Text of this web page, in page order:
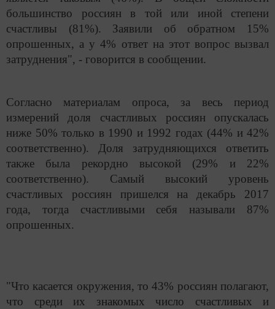
большинство россиян в той или иной степени
счастливы (81%). Заявили об обратном 15%
опрошенных, а у 4% ответ на этот вопрос вызвал
затруднения", - говорится в сообщении.
Согласно материалам опроса, за весь период
измерений доля счастливых россиян опускалась
ниже 50% только в 1990 и 1992 годах (44% и 42%
соответственно). Доля затрудняющихся ответить
также была рекордно высокой (29% и 22%
соответственно). Самый высокий уровень
счастливых россиян пришелся на декабрь 2017
года, тогда счастливыми себя называли 87%
опрошенных.
"Что касается окружения, то 43% россиян полагают,
что среди их знакомых число счастливых и